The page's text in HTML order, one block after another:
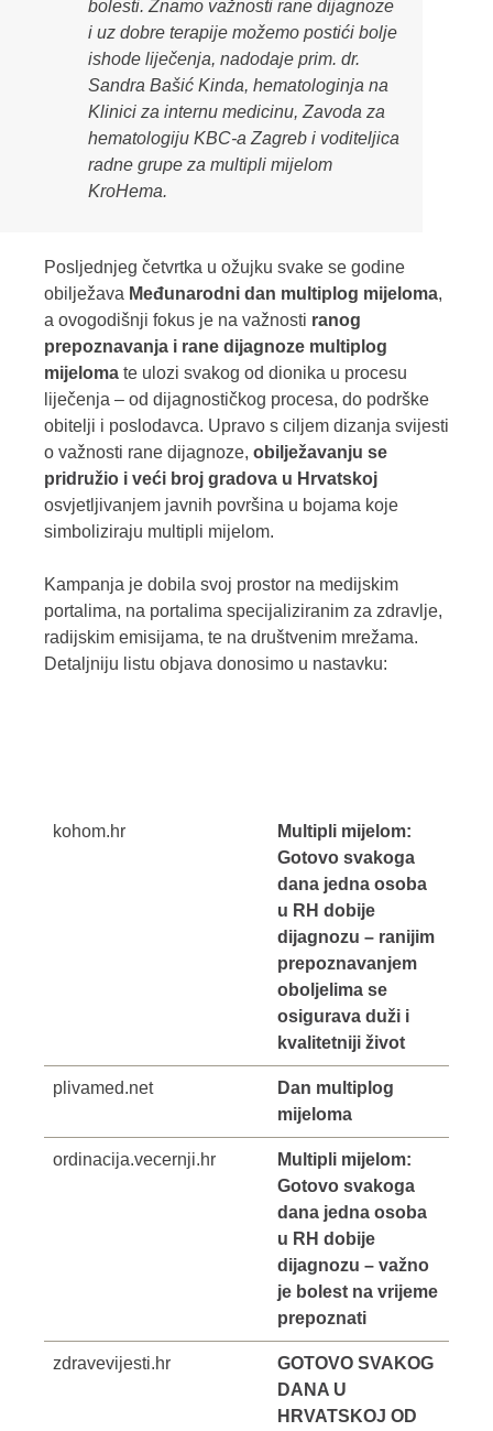
bolesti. Znamo važnosti rane dijagnoze
i uz dobre terapije možemo postići bolje
ishode liječenja, nadodaje prim. dr.
Sandra Bašić Kinda, hematologinja na
Klinici za internu medicinu, Zavoda za
hematologiju KBC-a Zagreb i voditeljica
radne grupe za multipli mijelom
KroHema.
Posljednjeg četvrtka u ožujku svake se godine
obilježava Međunarodni dan multiplog mijeloma,
a ovogodišnji fokus je na važnosti ranog
prepoznavanja i rane dijagnoze multiplog
mijeloma te ulozi svakog od dionika u procesu
liječenja – od dijagnostičkog procesa, do podrške
obitelji i poslodavca. Upravo s ciljem dizanja svijesti
o važnosti rane dijagnoze, obilježavanju se
pridružio i veći broj gradova u Hrvatskoj
osvjetljivanjem javnih površina u bojama koje
simboliziraju multipli mijelom.
Kampanja je dobila svoj prostor na medijskim
portalima, na portalima specijaliziranim za zdravlje,
radijskim emisijama, te na društvenim mrežama.
Detaljniju listu objava donosimo u nastavku:
kohom.hr
Multipli mijelom:
Gotovo svakoga
dana jedna osoba
u RH dobije
dijagnozu – ranijim
prepoznavanjem
oboljelima se
osigurava duži i
kvalitetniji život
plivamed.net
Dan multiplog
mijeloma
ordinacija.vecernji.hr
Multipli mijelom:
Gotovo svakoga
dana jedna osoba
u RH dobije
dijagnozu – važno
je bolest na vrijeme
prepoznati
zdravevijesti.hr
GOTOVO SVAKOG
DANA U
HRVATSKOJ OD